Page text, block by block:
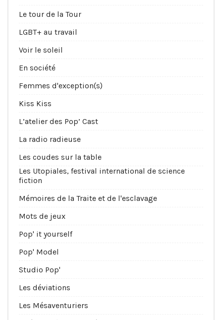
Le tour de la Tour
LGBT+ au travail
Voir le soleil
En société
Femmes d'exception(s)
Kiss Kiss
L’atelier des Pop’ Cast
La radio radieuse
Les coudes sur la table
Les Utopiales, festival international de science
fiction
Mémoires de la Traite et de l'esclavage
Mots de jeux
Pop' it yourself
Pop' Model
Studio Pop'
Les déviations
Les Mésaventuriers